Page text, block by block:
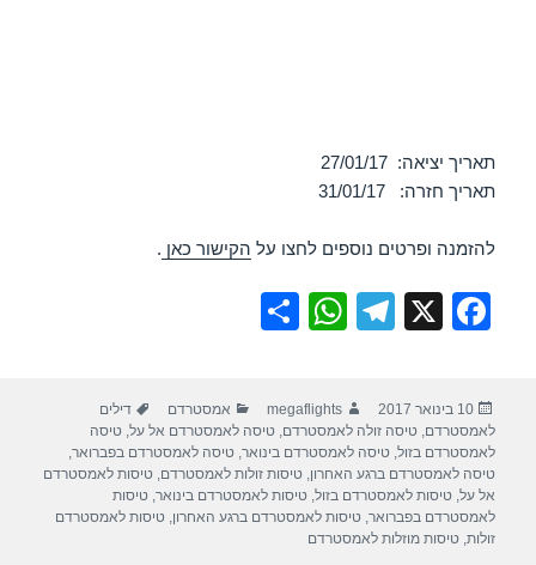
תאריך יציאה: 27/01/17
תאריך חזרה: 31/01/17
להזמנה ופרטים נוספים לחצו על הקישור כאן .
F
e
b
o
o
X
T
gr
a
m
W
s
A
p
e
פורסם
בתאריך
10 בינואר 2017 מחבר
megaflights קטגוריות
אמסטרדם תגיות
דילים
לאמסטרדם,טיסה זולה לאמסטרדם,טיסה לאמסטרדם אל על,טיסה
לאמסטרדם בזול,טיסה לאמסטרדם בינואר,טיסה לאמסטרדם בפברואר,
טיסה לאמסטרדם ברגע האחרון,טיסות זולות לאמסטרדם,טיסות לאמסטרדם
אל על,טיסות לאמסטרדם בזול,טיסות לאמסטרדם בינואר,טיסות
לאמסטרדם בפברואר,טיסות לאמסטרדם ברגע האחרון,טיסות לאמסטרדם
זולות,טיסות מוזלות לאמסטרדם